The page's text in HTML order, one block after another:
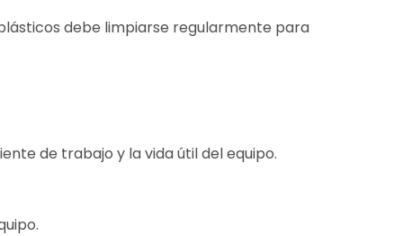
debe limpiarse regularmente para
de trabajo y la vida útil del equipo.